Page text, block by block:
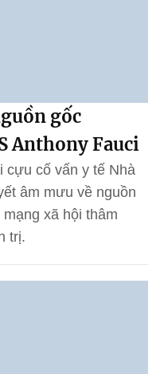
gốc
Anthony Fauci
cựu cố vấn y tế Nhà
âm mưu về nguồn
xã hội thâm
trị.